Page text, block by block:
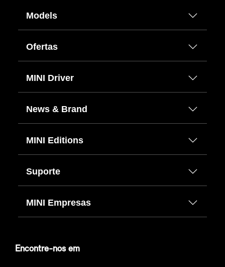
Models
Ofertas
MINI Driver
News & Brand
MINI Editions
Suporte
MINI Empresas
Encontre-nos em